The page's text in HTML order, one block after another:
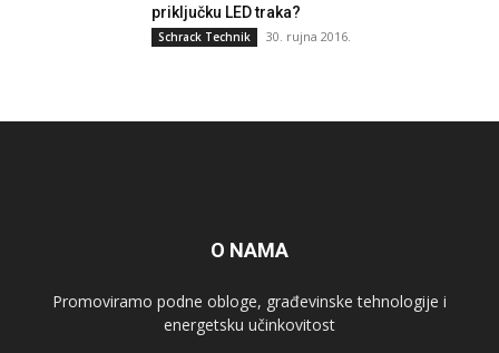
priključku LED traka?
Schrack Technik 30. rujna 2016.
O NAMA
Promoviramo podne obloge, građevinske tehnologije i
energetsku učinkovitost